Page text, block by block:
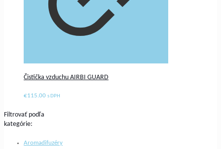
Čistička vzduchu AIRBI GUARD
€115.00 s DPH
Filtrovať podľa
kategórie:
Aromadifuzéry